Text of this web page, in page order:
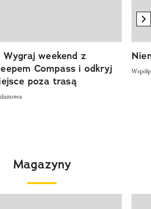
Wygraj weekend z
Compass i odkryj
poza trasą
Magazyny